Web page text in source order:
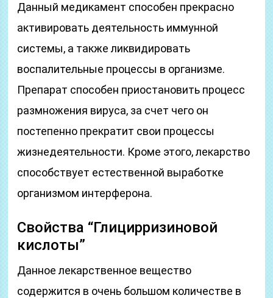
Данный медикамент способен прекрасно
активировать деятельность иммунной
системы, а также ликвидировать
воспалительные процессы в организме.
Препарат способен приостановить процесс
размножения вируса, за счет чего он
постепенно прекратит свои процессы
жизнедеятельности. Кроме этого, лекарство
способствует естественной выработке
организмом интерферона.
Свойства “Глицирризиновой
кислоты”
Данное лекарственное вещество
содержится в очень большом количестве в